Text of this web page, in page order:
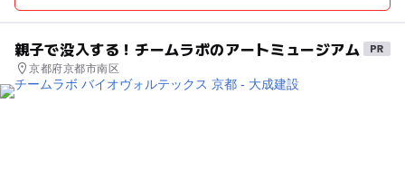
親子で没入する！チームラボのアートミュージアム
京都府京都市南区